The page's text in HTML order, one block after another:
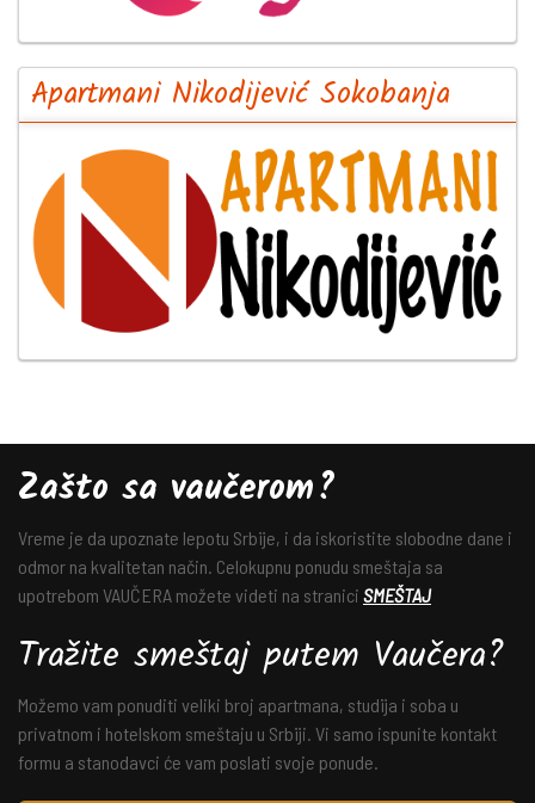
Apartmani Nikodijević Sokobanja
Zašto sa vaučerom?
Vreme je da upoznate lepotu Srbije, i da iskoristite slobodne dane i
odmor na kvalitetan način. Celokupnu ponudu smeštaja sa
upotrebom VAUČERA možete videti na stranici SMEŠTAJ
Tražite smeštaj putem Vaučera?
Možemo vam ponuditi veliki broj apartmana, studija i soba u
privatnom i hotelskom smeštaju u Srbiji. Vi samo ispunite kontakt
formu a stanodavci će vam poslati svoje ponude.